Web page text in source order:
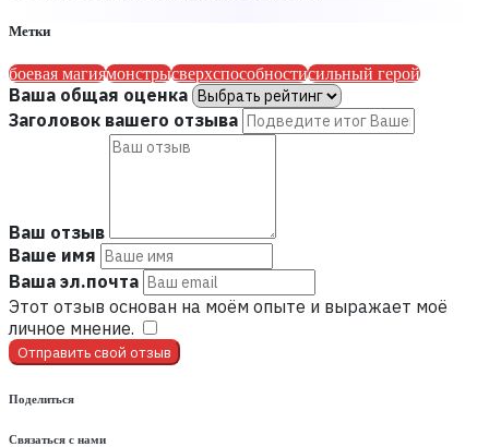
Метки
боевая магиямонстрысверхспособностисильный герой
Ваша общая оценка
Заголовок вашего отзыва
Ваш отзыв
Ваше имя
Ваша эл.почта
Этот отзыв основан на моём опыте и выражает моё
личное мнение.
Отправить свой отзыв
Поделиться
Связаться с нами